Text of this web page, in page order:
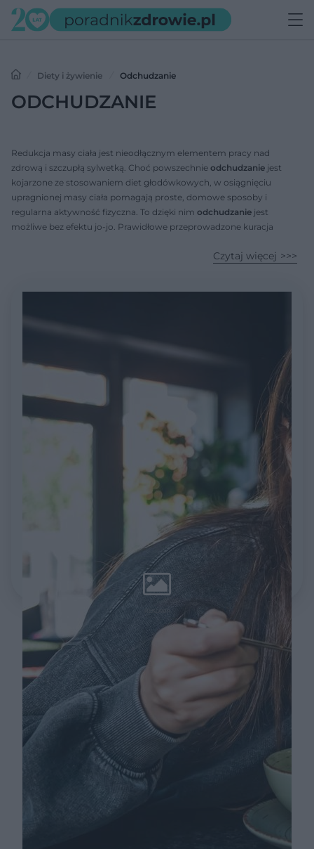
Diety i żywienie Odchudzanie
ODCHUDZANIE
Redukcja masy ciała jest nieodłącznym elementem pracy nad
zdrową i szczupłą sylwetką. Choć powszechnie odchudzanie jest
kojarzone ze stosowaniem diet głodówkowych, w osiągnięciu
upragnionej masy ciała pomagają proste, domowe sposoby i
regularna aktywność fizyczna. To dzięki nim odchudzanie jest
możliwe bez efektu jo-jo. Prawidłowe przeprowadzone kuracja
Czytaj więcej